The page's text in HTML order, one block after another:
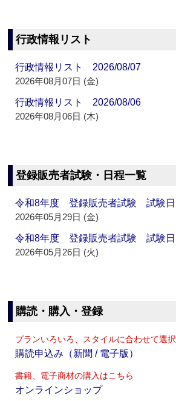
行政情報リスト
行政情報リスト 2026/08/07
2026年08月07日 (金)
行政情報リスト 2026/08/06
2026年08月06日 (木)
登録販売者試験・日程一覧
令和8年度 登録販売者試験 試験
2026年05月29日 (金)
令和8年度 登録販売者試験 試験
2026年05月26日 (火)
購読・購入・登録
プランいろいろ、スタイルに合わせて選択
購読申込み（新聞 / 電子版）
書籍、電子商材の購入はこちら
オンラインショップ